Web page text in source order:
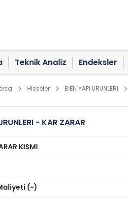
Teknik Analiz Endeksler
Hisseler BIEN YAPI URUNLERI
- KAR ZARAR
KISMI
(-)